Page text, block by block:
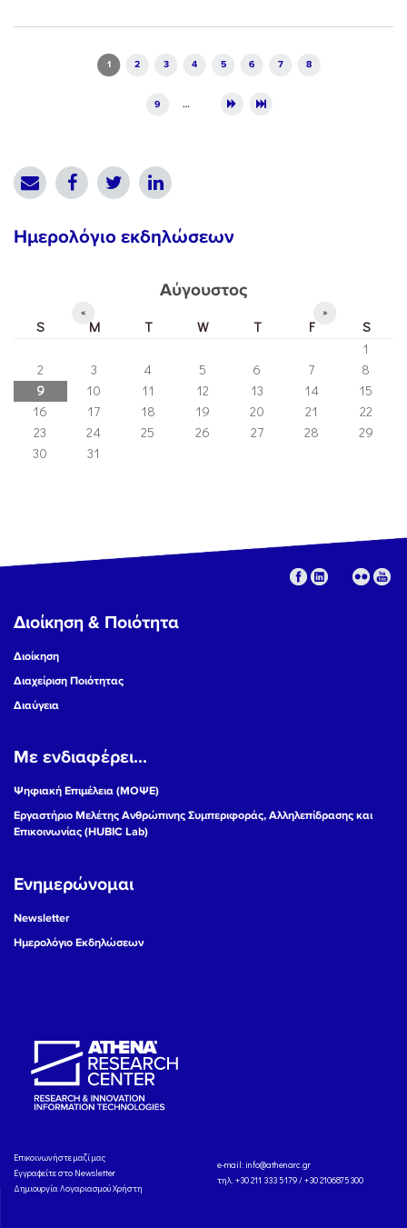
1 2 3 4 5 6 7 8
9 …
Ημερολόγιο εκδηλώσεων
Αύγουστος
« »
S M T W T F
S
1
2
3 4 5 6 7
8
9
10 11 12 13 14
15
16
17 18 19 20 21
22
23
24 25 26 27 28
29
30
31
Διοίκηση & Ποιότητα
Διοίκηση
Διαχείριση Ποιότητας
Διαύγεια
Με ενδιαφέρει...
Ψηφιακή Επιμέλεια (ΜΟΨΕ)
Εργαστήριο Μελέτης Ανθρώπινης Συμπεριφοράς, Αλληλεπίδρασης και
Επικοινωνίας (HUBIC Lab)
Ενημερώνομαι
Newsletter
Ημερολόγιο Εκδηλώσεων
Eπικοινωνήστε μαζί μας
Εγγραφείτε στο Newsletter
Δημιουργία Λογαριασμού Χρήστη
e-mail: info@athenarc.gr
τηλ. +30 211 333 5179 / +30 2106875300